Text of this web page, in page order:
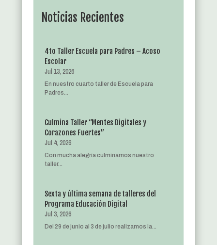
Noticias Recientes
4to Taller Escuela para Padres – Acoso
Escolar
Jul 13, 2026
En nuestro cuarto taller de Escuela para
Padres...
Culmina Taller “Mentes Digitales y
Corazones Fuertes”
Jul 4, 2026
Con mucha alegría culminamos nuestro
taller...
Sexta y última semana de talleres del
Programa Educación Digital
Jul 3, 2026
Del 29 de junio al 3 de julio realizamos la...